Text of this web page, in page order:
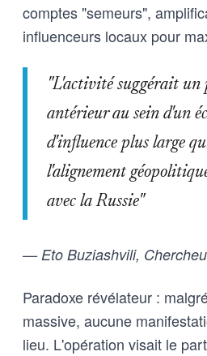
comptes "semeurs",
influenceurs locaux pour
"L'activité suggérait un
antérieur au sein d'un
d'influence plus large
l'alignement
avec la Russie"
— Eto Buziashvili,
Paradoxe révélateur :
massive, aucune
lieu. L'opération visait le